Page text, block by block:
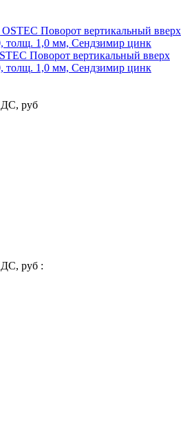
Поворот вертикальный вверх
толщ. 1,0 мм, Сендзимир цинк
руб
руб :